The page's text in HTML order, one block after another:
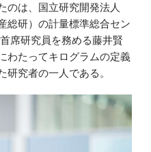
のは、国立研究開発法人
総研）の計量標準総合セン
席研究員を務める藤井賢
わたってキログラムの定義
究者の一人である。